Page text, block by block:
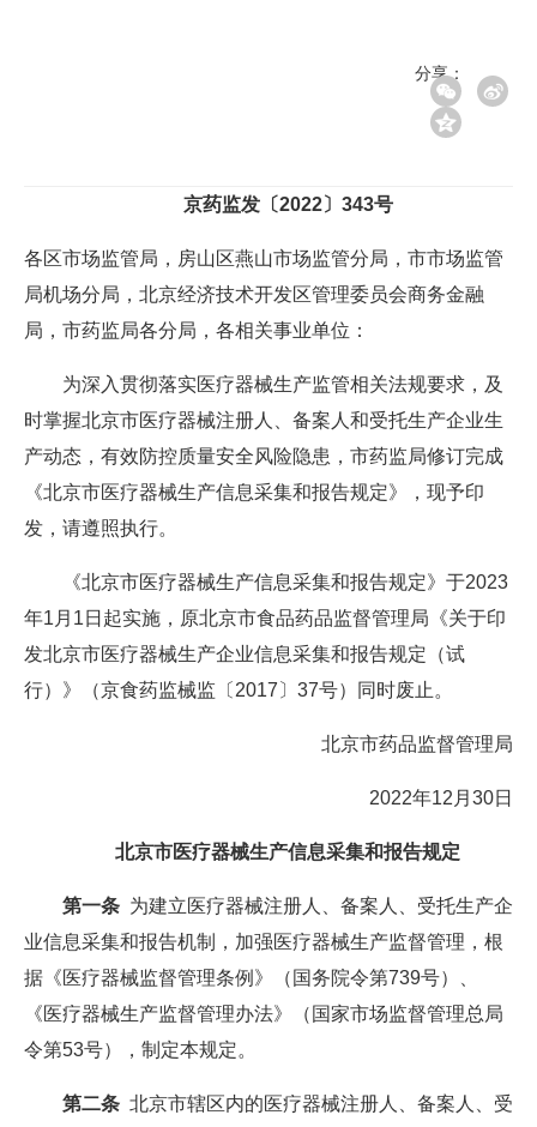
分享：
京药监发〔2022〕343号
各区市场监管局，房山区燕山市场监管分局，市市场监管
局机场分局，北京经济技术开发区管理委员会商务金融
局，市药监局各分局，各相关事业单位：
为深入贯彻落实医疗器械生产监管相关法规要求，及
时掌握北京市医疗器械注册人、备案人和受托生产企业生
产动态，有效防控质量安全风险隐患，市药监局修订完成
《北京市医疗器械生产信息采集和报告规定》，现予印
发，请遵照执行。
《北京市医疗器械生产信息采集和报告规定》于2023
年1月1日起实施，原北京市食品药品监督管理局《关于印
发北京市医疗器械生产企业信息采集和报告规定（试
行）》（京食药监械监〔2017〕37号）同时废止。
北京市药品监督管理局
2022年12月30日
北京市医疗器械生产信息采集和报告规定
第一条 为建立医疗器械注册人、备案人、受托生产企
业信息采集和报告机制，加强医疗器械生产监督管理，根
据《医疗器械监督管理条例》（国务院令第739号）、
《医疗器械生产监督管理办法》（国家市场监督管理总局
令第53号），制定本规定。
第二条 北京市辖区内的医疗器械注册人、备案人、受